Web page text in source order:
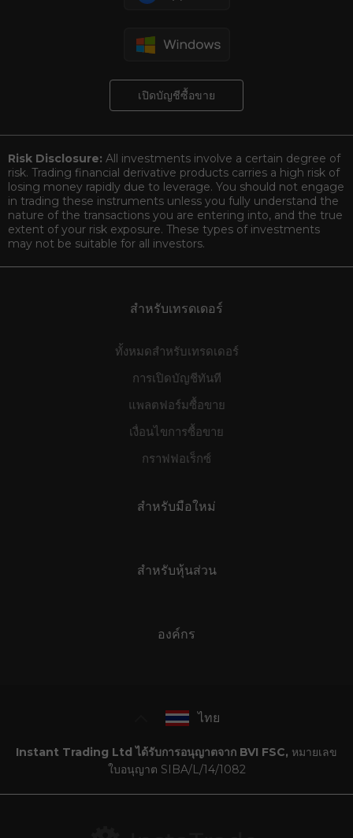
เปิดบัญชีซื้อขาย
Risk Disclosure: All investments involve a certain degree of
risk. Trading financial derivative products carries a high risk of
losing money rapidly due to leverage. You should not engage
in trading these instruments unless you fully understand the
nature of the transactions you are entering into, and the true
extent of your risk exposure. These types of investments
may not be suitable for all investors.
สำหรับเทรดเดอร์
ทั้งหมดสำหรับเทรดเดอร์
การเปิดบัญชีทันที
แพลตฟอร์มซื้อขาย
เงื่อนไขการซื้อขาย
กราฟฟอเร็กซ์
สำหรับมือใหม่
สำหรับหุ้นส่วน
องค์กร
ไทย
Instant Trading Ltd ได้รับการอนุญาตจาก BVI FSC, หมายเลข
ใบอนุญาต SIBA/L/14/1082